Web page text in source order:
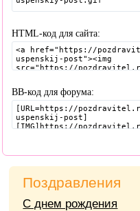
HTML-код для сайта:
BB-код для форума:
Поздравления
С днем рождения